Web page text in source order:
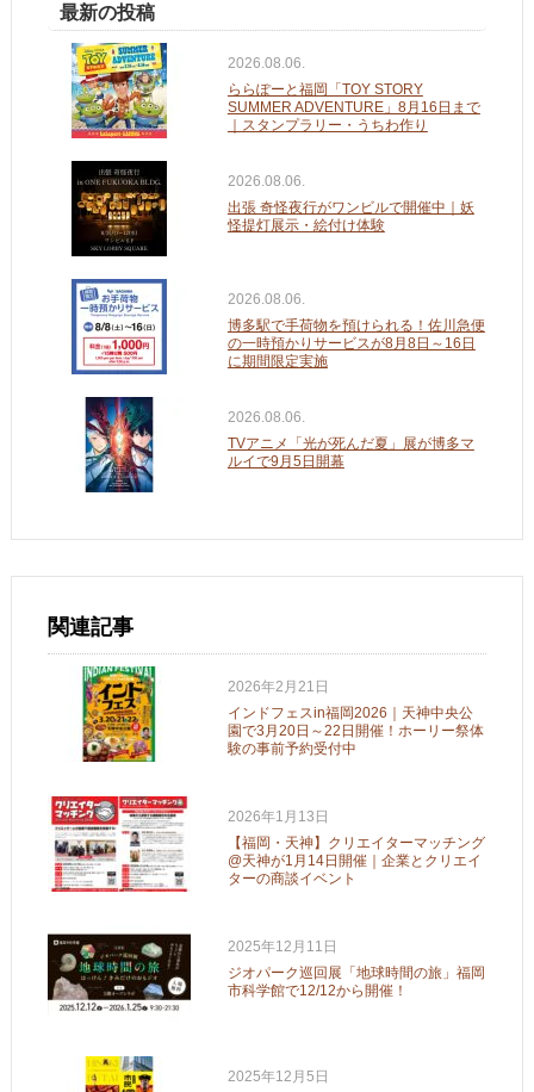
最新の投稿
2026.08.06.
ららぽーと福岡「TOY STORY
SUMMER ADVENTURE」8月16日まで
｜スタンプラリー・うちわ作り
2026.08.06.
出張 奇怪夜行がワンビルで開催中｜妖
怪提灯展示・絵付け体験
2026.08.06.
博多駅で手荷物を預けられる！佐川急便
の一時預かりサービスが8月8日～16日
に期間限定実施
2026.08.06.
TVアニメ「光が死んだ夏」展が博多マ
ルイで9月5日開幕
関連記事
2026年2月21日
インドフェスin福岡2026｜天神中央公
園で3月20日～22日開催！ホーリー祭体
験の事前予約受付中
2026年1月13日
【福岡・天神】クリエイターマッチング
@天神が1月14日開催｜企業とクリエイ
ターの商談イベント
2025年12月11日
ジオパーク巡回展「地球時間の旅」福岡
市科学館で12/12から開催！
2025年12月5日